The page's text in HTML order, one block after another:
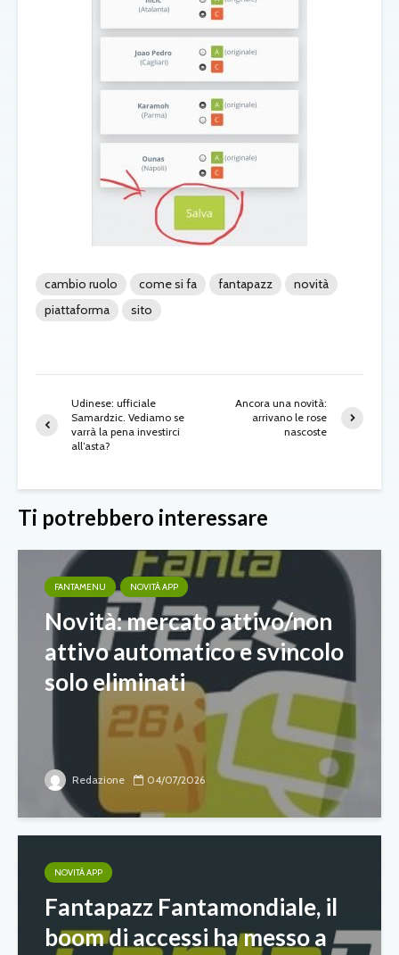
cambio ruolo come si fa fantapazz
novità
piattaforma
sito
Udinese: ufficiale
Samardzic. Vediamo se
varrà la pena investirci
all’asta?
Ancora una novità:
arrivano le rose
nascoste
Ti potrebbero interessare
FANTAMENU NOVITÀ APP
Novità: mercato attivo/non
attivo automatico e svincolo
solo eliminati
Redazione 04/07/2026
NOVITÀ APP
Fantapazz Fantamondiale, il
boom di accessi ha messo a